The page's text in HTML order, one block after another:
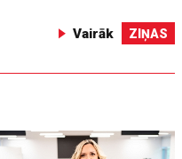
Vairāk ZIŅAS